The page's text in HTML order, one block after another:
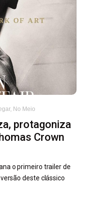
, No Meio
protagoniza
Crown
o primeiro trailer de
deste clássico